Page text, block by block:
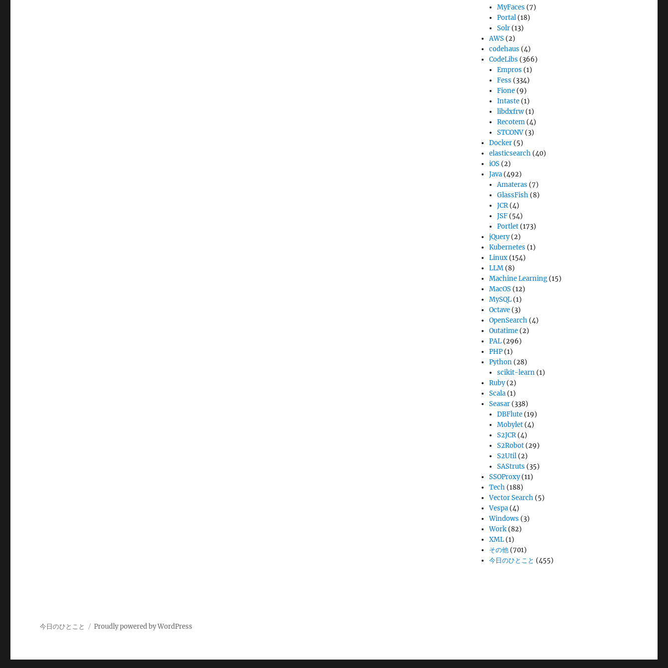
MyFaces (7)
Portal (18)
Solr (13)
AWS (2)
codehaus (4)
CodeLibs (366)
Empros (1)
Fess (334)
Fione (9)
Intaste (1)
libdxfrw (1)
Recotem (4)
STCONV (3)
Docker (5)
elasticsearch (40)
iOS (2)
Java (492)
Amateras (7)
GlassFish (8)
JCR(4)
JSF (54)
Portlet (173)
jQuery(2)
Kubernetes (1)
Linux (154)
LLM (8)
Machine Learning (15)
MacOS (12)
MySQL (1)
Octave (3)
OpenSearch (4)
Outatime (2)
PAL (296)
PHP (1)
Python (28)
scikit-learn (1)
Ruby(2)
Scala (1)
Seasar (338)
DBFlute (19)
Mobylet (4)
S2JCR(4)
S2Robot (29)
S2Util (2)
SAStruts (35)
SSOProxy(11)
Tech (188)
Vector Search (5)
Vespa (4)
Windows (3)
Work (82)
XML (1)
その他 (701)
今日のひとこと (455)
今日のひとこと Proudly powered by WordPress